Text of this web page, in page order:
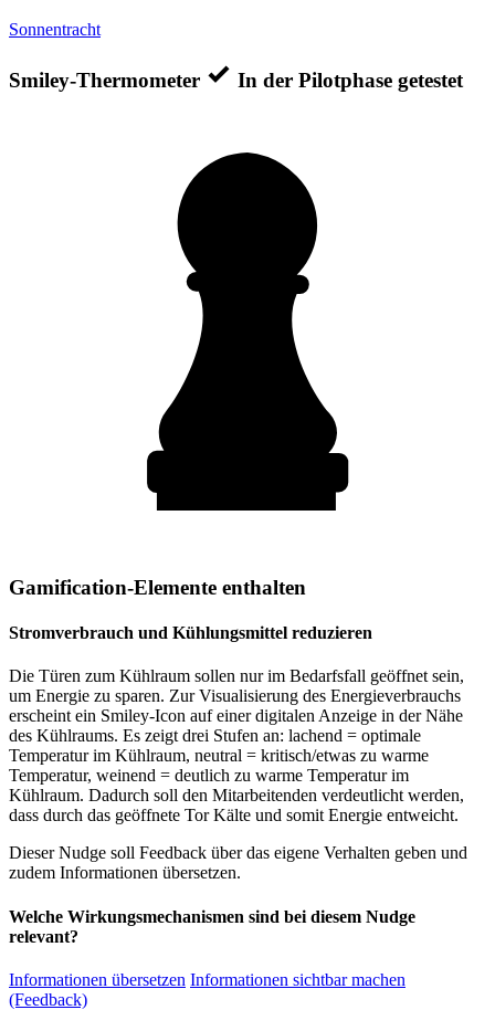
Sonnentracht
Smiley-Thermometer In der Pilotphase getestet
Gamification-Elemente enthalten
Stromverbrauch und Kühlungsmittel reduzieren
Die Türen zum Kühlraum sollen nur im Bedarfsfall geöffnet sein,
um Energie zu sparen. Zur Visualisierung des Energieverbrauchs
erscheint ein Smiley-Icon auf einer digitalen Anzeige in der Nähe
des Kühlraums. Es zeigt drei Stufen an: lachend = optimale
Temperatur im Kühlraum, neutral = kritisch/etwas zu warme
Temperatur, weinend = deutlich zu warme Temperatur im
Kühlraum. Dadurch soll den Mitarbeitenden verdeutlicht werden,
dass durch das geöffnete Tor Kälte und somit Energie entweicht.
Dieser Nudge soll Feedback über das eigene Verhalten geben und
zudem Informationen übersetzen.
Welche Wirkungsmechanismen sind bei diesem Nudge
relevant?
Informationen übersetzen Informationen sichtbar machen
(Feedback)